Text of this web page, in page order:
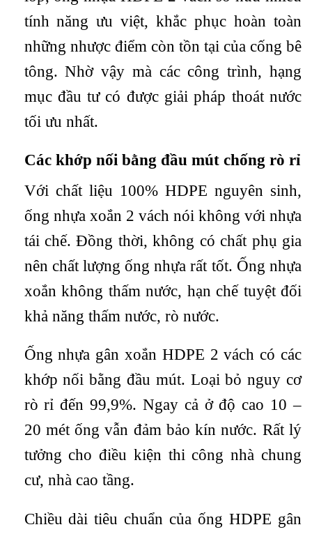
tính năng ưu việt, khắc phục hoàn toàn
những nhược điểm còn tồn tại của cống bê
tông. Nhờ vậy mà các công trình, hạng
mục đầu tư có được giải pháp thoát nước
tối ưu nhất.
Các khớp nối bằng đầu mút chống rò rỉ
Với chất liệu 100% HDPE nguyên sinh,
ống nhựa xoắn 2 vách nói không với nhựa
tái chế. Đồng thời, không có chất phụ gia
nên chất lượng ống nhựa rất tốt. Ống nhựa
xoắn không thấm nước, hạn chế tuyệt đối
khả năng thấm nước, rò nước.
Ống nhựa gân xoắn HDPE 2 vách có các
khớp nối bằng đầu mút. Loại bỏ nguy cơ
rò rỉ đến 99,9%. Ngay cả ở độ cao 10 –
20 mét ống vẫn đảm bảo kín nước. Rất lý
tưởng cho điều kiện thi công nhà chung
cư, nhà cao tầng.
Chiều dài tiêu chuẩn của ống HDPE gân